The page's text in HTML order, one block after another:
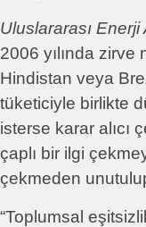
Uluslararası Enerji
2006 yılında zirve
Hindistan veya
tüketiciyle birlikte
isterse karar alıcı
çaplı bir ilgi
çekmeden
“Toplumsal